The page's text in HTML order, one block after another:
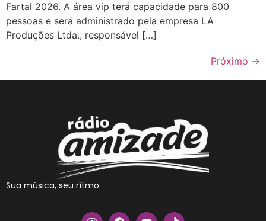
Fartal 2026. A área vip terá capacidade para 800
pessoas e será administrado pela empresa LA
Produções Ltda., responsável […]
Próximo →
Sua música, seu rítmo